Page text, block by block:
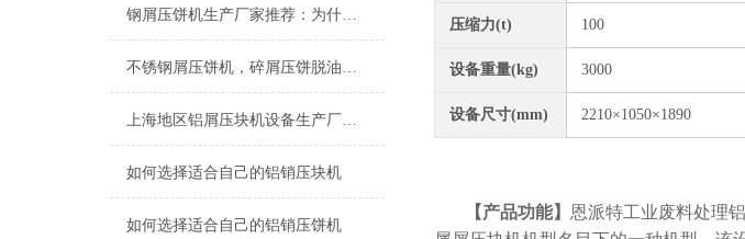
钢屑压饼机生产厂家推荐：为什么恩派特是您值得信赖的选择？
不锈钢屑压饼机，碎屑压饼脱油的好设备
上海地区铝屑压块机设备生产厂家推荐：为什么恩派特值得信赖
如何选择适合自己的铝销压块机
如何选择适合自己的铝销压饼机
压缩力(t) 100
设备重量(kg) 3000
设备尺寸(mm) 2210×1050×1890
【产品功能】 恩派特工业废料处理